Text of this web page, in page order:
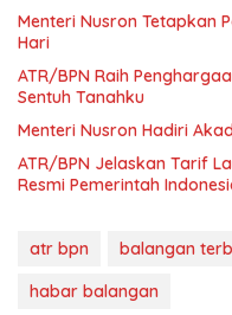
Menteri Nusron Tetapkan
Hari
ATR/BPN Raih
Sentuh Tanahku
Menteri Nusron Hadiri
ATR/BPN Jelaskan Tarif
Resmi Pemerintah
atr bpn balangan
habar balangan